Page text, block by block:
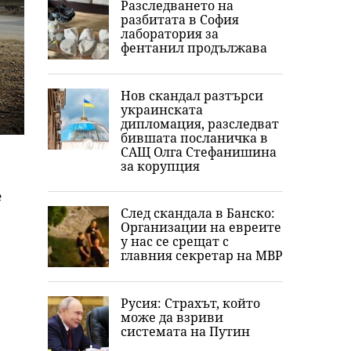
Разследването на
разбитата в София
лаборатория за
фентанил продължава
Нов скандал разтърси
украинската
дипломация, разследват
бившата посланичка в
САЩ Олга Стефанишина
за корупция
След скандала в Банско:
Организации на евреите
у нас се срещат с
главния секретар на МВР
Русия: Страхът, който
може да взриви
системата на Путин